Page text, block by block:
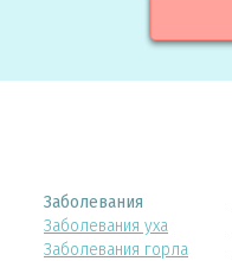
Заболевания
Заболевания уха
Заболевания горла